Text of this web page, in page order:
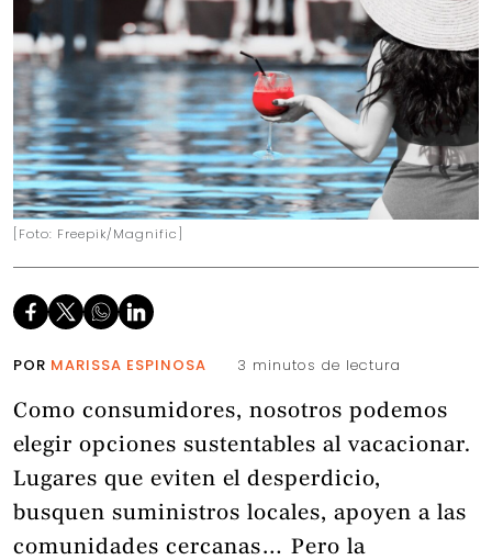
[Foto: Freepik/Magnific]
POR MARISSA ESPINOSA 3 minutos de lectura
Como consumidores, nosotros podemos
elegir opciones sustentables al vacacionar.
Lugares que eviten el desperdicio,
busquen suministros locales, apoyen a las
comunidades cercanas… Pero la